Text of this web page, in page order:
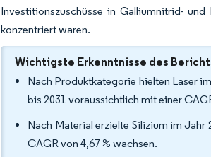
Investitionszuschüsse in Galliumnitrid-
konzentriert waren.
Wichtigste Erkenntnisse des
Nach Produktkategorie hielten Laser
bis 2031 voraussichtlich mit einer
Nach Material erzielte Silizium im Jahr
CAGR von 4,67 % wachsen.